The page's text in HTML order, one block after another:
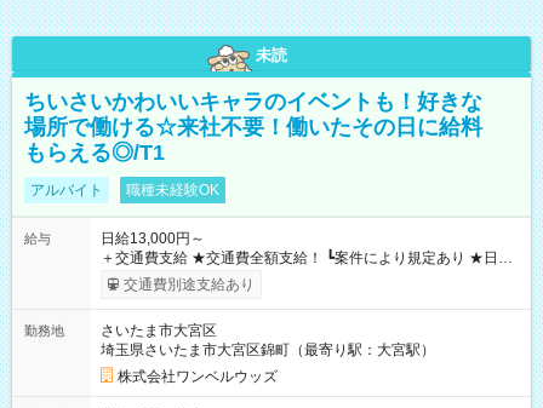
未読
ちいさいかわいいキャラのイベントも！好きな
場所で働ける☆来社不要！働いたその日に給料
もらえる◎/T1
アルバイト 職種未経験OK
給与
日給13,000円～
＋交通費支給 ★交通費全額支給！ ┗案件により規定あり ★日払
いOK！（規定あり） ┗働いたその日に現金GET♪ お仕事後はコ
ンビニATMから 日払い分を引き落とせます！ 【試用期間】試
交通費別途支給あり
勤務地
さいたま市大宮区
埼玉県さいたま市大宮区錦町（最寄り駅：大宮駅）
株式会社ワンベルウッズ